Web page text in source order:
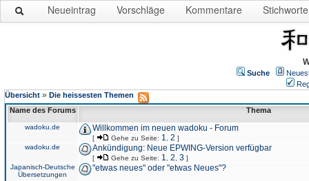
Neueintrag Vorschläge Kommentare Stichworte
Suche
Übersicht » Die heissesten Themen
Name des Forums
Thema
wadoku.de Willkommen im neuen wadoku - Forum
[ Gehe zu Seite: 1 2 ]
wadoku.de
Ankündigung: Neue EPWING-Version verfügbar
[ Gehe zu Seite: 1 2 3 ]
Japanisch-Deutsche
Übersetzungen
"etwas neues" oder "etwas Neues"?